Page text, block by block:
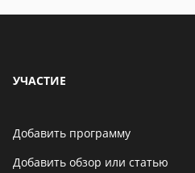
УЧАСТИЕ
Добавить программу
Добавить обзор или статью